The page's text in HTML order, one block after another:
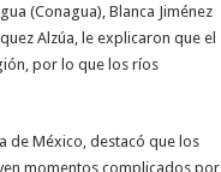
(Conagua), Blanca Jiménez
Alzúa, le explicaron que el
por lo que los ríos
de México, destacó que los
momentos complicados por